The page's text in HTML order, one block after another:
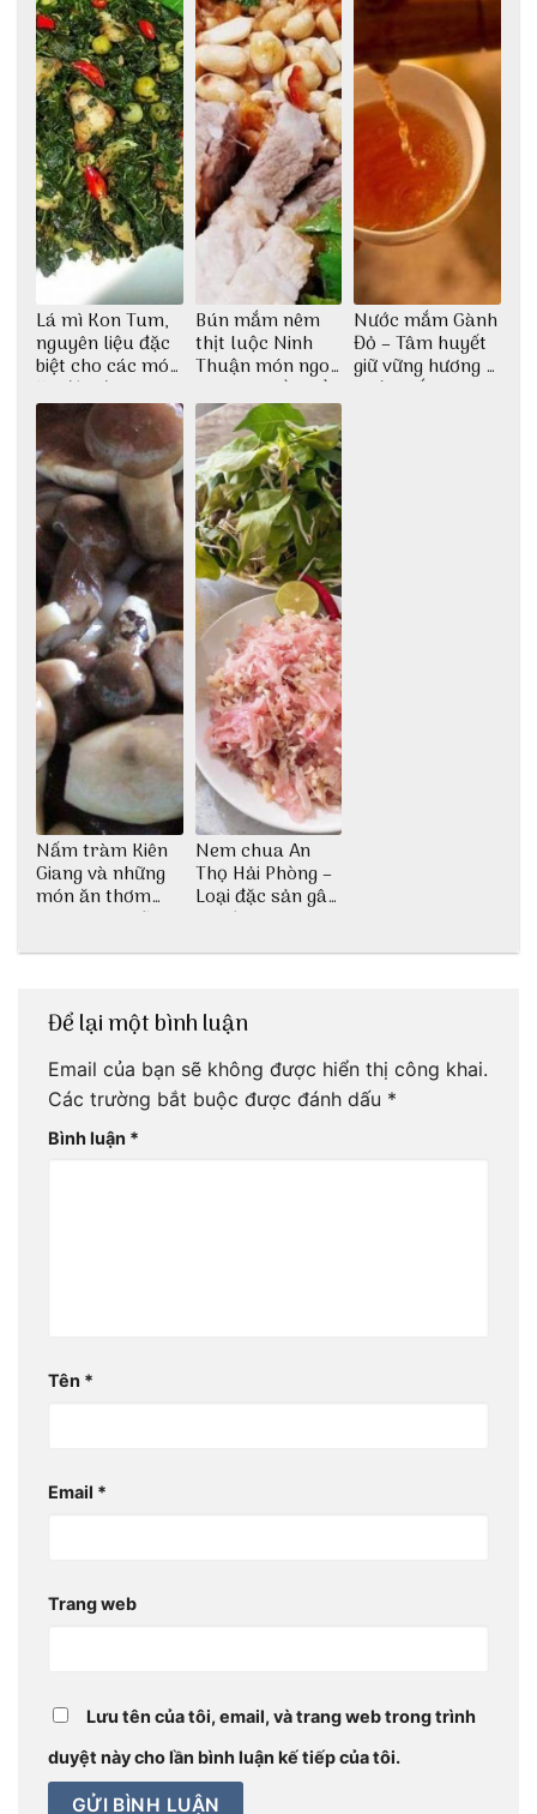
Lá mì Kon Tum,
nguyên liệu đặc
biệt cho các món
ăn độc đáo
Bún mắm nêm
thịt luộc Ninh
Thuận món ngon
dân dã miền biển
Nước mắm Gành
Đỏ – Tâm huyết
giữ vững hương vị
nước mắm sau
Nấm tràm Kiên
Giang và những
món ăn thơm
ngon khó cưỡng
Nem chua An
Thọ Hải Phòng –
Loại đặc sản gây
nghiện
Để lại một bình luận
Email của bạn sẽ không được hiển thị công khai.
Các trường bắt buộc được đánh dấu *
Bình luận *
Tên *
Email *
Trang web
Lưu tên của tôi, email, và trang web trong trình
duyệt này cho lần bình luận kế tiếp của tôi.